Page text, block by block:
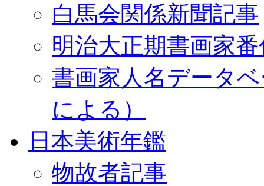
白馬会関係新聞記事
明治大正期書画家
書画家人名データ
による）
日本美術年鑑
物故者記事